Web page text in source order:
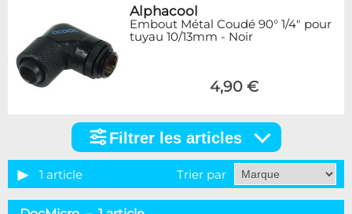
Alphacool
Embout Métal Coudé 90° 1/4" pour
tuyau 10/13mm - Noir
4,90 €
articles
Marque
Filtrer les articles
1 article Trier par